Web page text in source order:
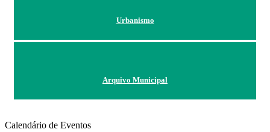
Urbanismo
Arquivo Municipal
Calendário de Eventos